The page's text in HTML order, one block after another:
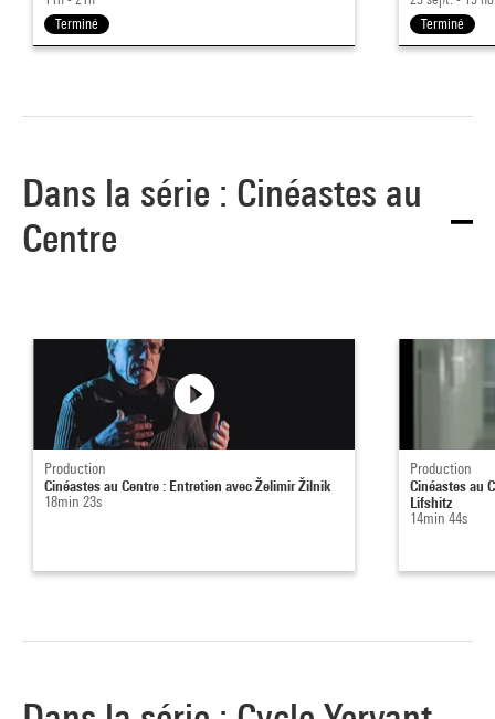
Terminé
Terminé
Dans la série : Cinéastes au
Centre
Production
Cinéastes au Centre : Entretien avec Želimir Žilnik
18min 23s
Production
Cinéastes au
Lifshitz
14min 44s